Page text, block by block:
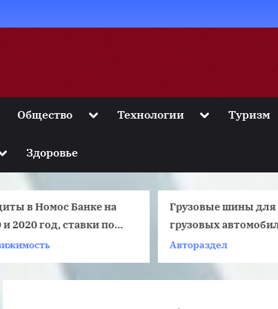
Общество ToggleТехнологии ToggleТуризм
Здоровье
в Номос Банке на
2020 год, ставки по
и условия
Грузовые шины для
грузовых
Автораздел